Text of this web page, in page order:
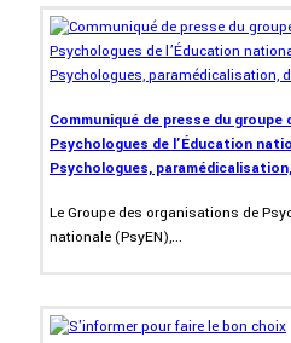
Communiqué de presse du
Psychologues de l’Éducation
Psychologues,
Le Groupe des organisations de
nationale (PsyEN),...